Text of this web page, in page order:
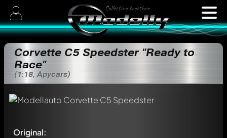
Corvette C5 Speedster "Ready to
Race"
(1:18, Apycars)
Original: